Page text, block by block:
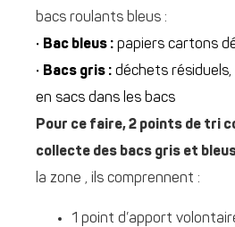
bacs roulants bleus :
• Bac bleus : papiers cartons
• Bacs gris : déchets
en sacs dans les bacs
Pour ce faire, 2 points de tri
collecte des bacs gris et
la zone , ils comprennent :
1 point d’apport